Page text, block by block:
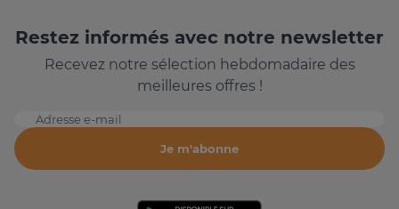
Restez informés avec notre newsletter
Recevez notre sélection hebdomadaire des
meilleures offres !
Adresse e-mail
Je m'abonne